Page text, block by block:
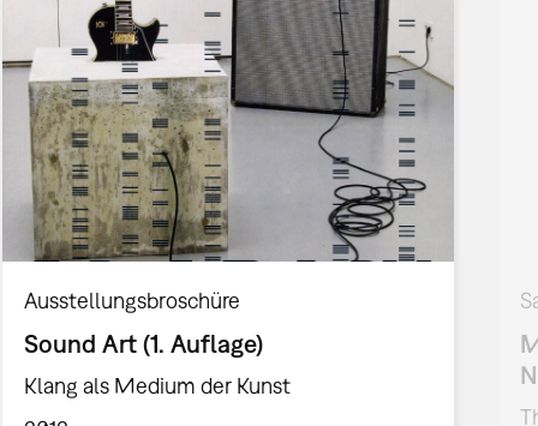
Ausstellungsbroschüre
Sound Art (1. Auflage)
Klang als Medium der Kunst